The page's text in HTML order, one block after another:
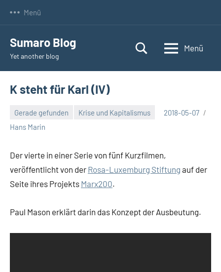
Menü
Sumaro Blog
Yet another blog
Menü
K steht für Karl (IV)
Gerade gefunden Krise und Kapitalismus
2018-05-07
Hans Marin
Der vierte in einer Serie von fünf Kurzfilmen,
veröffentlicht von der Rosa-Luxemburg Stiftung auf der
Seite ihres Projekts Marx200.
Paul Mason erklärt darin das Konzept der Ausbeutung.